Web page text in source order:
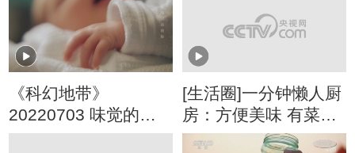
《科幻地带》
20220703 味觉的奥
秘
[生活圈]一分钟懒人厨
房：方便美味 有菜有
肉一锅出